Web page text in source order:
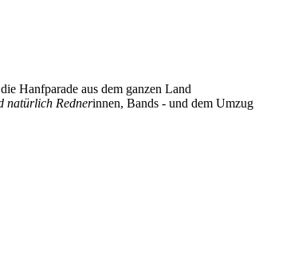
Hanfparade aus dem ganzen Land
natürlich Rednerinnen, Bands - und dem Umzug